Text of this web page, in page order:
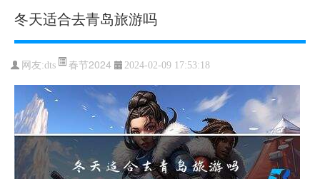
冬天适合去青岛旅游吗
网友:dts 春节2024 2024-02-09 17:53:18